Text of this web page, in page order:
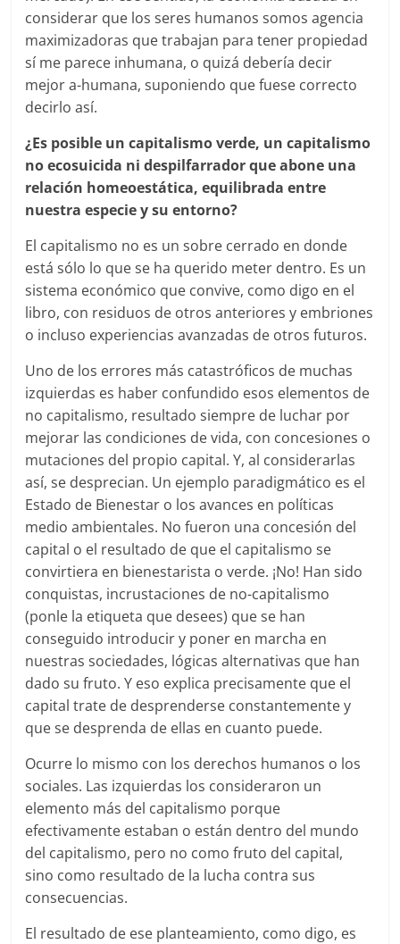
considerar que los seres humanos somos agencia
maximizadoras que trabajan para tener propiedad
sí me parece inhumana, o quizá debería decir
mejor a-humana, suponiendo que fuese correcto
decirlo así.
¿Es posible un capitalismo verde, un capitalismo
no ecosuicida ni despilfarrador que abone una
relación homeoestática, equilibrada entre
nuestra especie y su entorno?
El capitalismo no es un sobre cerrado en donde
está sólo lo que se ha querido meter dentro. Es un
sistema económico que convive, como digo en el
libro, con residuos de otros anteriores y embriones
o incluso experiencias avanzadas de otros futuros.
Uno de los errores más catastróficos de muchas
izquierdas es haber confundido esos elementos de
no capitalismo, resultado siempre de luchar por
mejorar las condiciones de vida, con concesiones o
mutaciones del propio capital. Y, al considerarlas
así, se desprecian. Un ejemplo paradigmático es el
Estado de Bienestar o los avances en políticas
medio ambientales. No fueron una concesión del
capital o el resultado de que el capitalismo se
convirtiera en bienestarista o verde. ¡No! Han sido
conquistas, incrustaciones de no-capitalismo
(ponle la etiqueta que desees) que se han
conseguido introducir y poner en marcha en
nuestras sociedades, lógicas alternativas que han
dado su fruto. Y eso explica precisamente que el
capital trate de desprenderse constantemente y
que se desprenda de ellas en cuanto puede.
Ocurre lo mismo con los derechos humanos o los
sociales. Las izquierdas los consideraron un
elemento más del capitalismo porque
efectivamente estaban o están dentro del mundo
del capitalismo, pero no como fruto del capital,
sino como resultado de la lucha contra sus
consecuencias.
El resultado de ese planteamiento, como digo, es